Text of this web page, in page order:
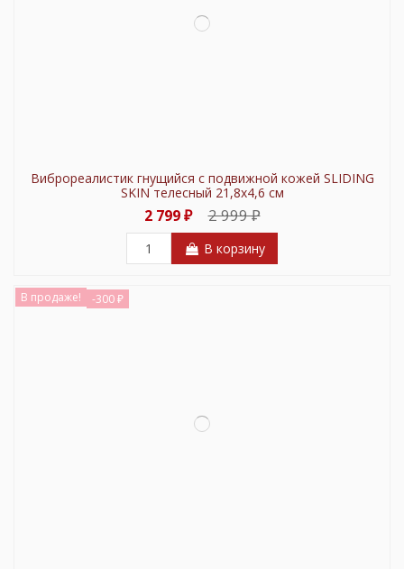
Виброреалистик гнущийся с подвижной кожей SLIDING
SKIN телесный 21,8х4,6 см
2 799 ₽ 2 999 ₽
В корзину
В продаже! -300 ₽